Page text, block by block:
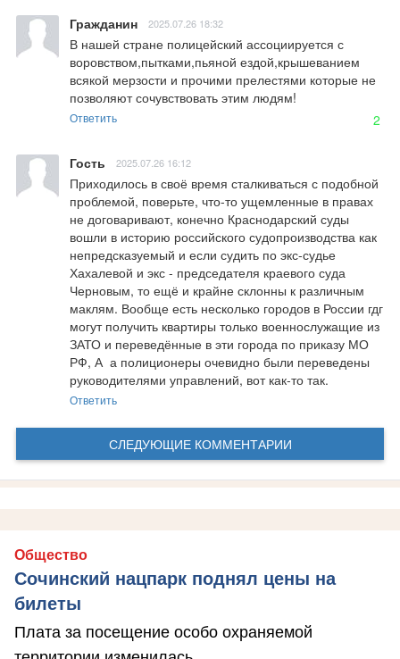
Гражданин 2025.07.26 18:32
В нашей стране полицейский ассоциируется с
воровством,пытками,пьяной ездой,крышеванием
всякой мерзости и прочими прелестями которые не
позволяют сочувствовать этим людям!
Ответить 2
Гость 2025.07.26 16:12
Приходилось в своё время сталкиваться с подобной
проблемой, поверьте, что-то ущемленные в правах
не договаривают, конечно Краснодарский суды
вошли в историю российского судопроизводства как
непредсказуемый и если судить по экс-судье
Хахалевой и экс - председателя краевого суда
Черновым, то ещё и крайне склонны к различным
маклям. Вообще есть несколько городов в России гдг
могут получить квартиры только военнослужащие из
ЗАТО и переведённые в эти города по приказу МО
РФ, А  а полиционеры очевидно были переведены
руководителями управлений, вот как-то так.
Ответить
СЛЕДУЮЩИЕ КОММЕНТАРИИ
Общество
Сочинский нацпарк поднял цены на
билеты
Плата за посещение особо охраняемой